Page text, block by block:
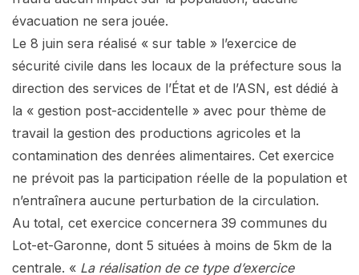
évacuation ne sera jouée.
Le 8 juin sera réalisé « sur table » l’exercice de
sécurité civile dans les locaux de la préfecture sous la
direction des services de l’État et de l’ASN, est dédié à
la « gestion post-accidentelle » avec pour thème de
travail la gestion des productions agricoles et la
contamination des denrées alimentaires. Cet exercice
ne prévoit pas la participation réelle de la population et
n’entraînera aucune perturbation de la circulation.
Au total, cet exercice concernera 39 communes du
Lot-et-Garonne, dont 5 situées à moins de 5km de la
centrale. « La réalisation de ce type d’exercice